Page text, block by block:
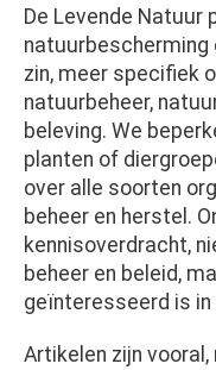
De Levende
natuurbescherming
zin, meer specifiek
natuurbeheer,
beleving. We
planten of
over alle soorten
beheer en herstel.
kennisoverdracht,
beheer en beleid,
geïnteresseerd is in
Artikelen zijn